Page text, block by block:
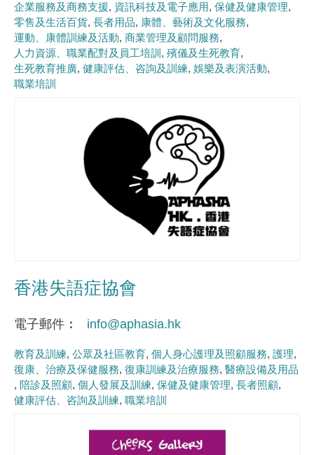
企業服務及商務支援 資訊科技及電子應用 保健及健康管理
零售及生活百貨 長者用品
康體、藝術及文化服務
運動、康體訓練及活動 商業管理及顧問服務
人力資源、職業配對及員工培訓
殯儀及生死教育
生死教育推廣 健康評估、咨詢及訓練 娛樂及表演活動
職業培訓
香港失語症協會
電子郵件 info@aphasia.hk
教育及訓練 公眾及社區教育 個人身心護理及照顧服務 護理
復康、治療及保健服務 復康訓練及治療服務 醫療設備及用品
陪診及照顧 個人發展及訓練 保健及健康管理 長者照顧
健康評估、咨詢及訓練 職業培訓